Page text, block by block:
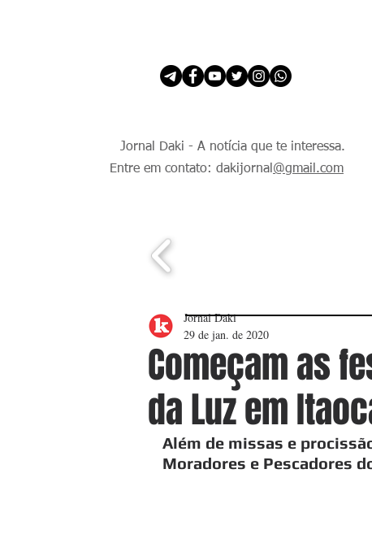
Jornal Daki - A notícia que te interessa.
Entre em contato: dakijornal @gmail.com
Começam as
da Luz em
Jornal Daki
29 de jan. de 2020
Além de missas e
Moradores e Pescadores